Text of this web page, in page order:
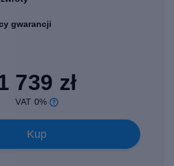
gwarancji
739 zł
VAT 0%
Kup